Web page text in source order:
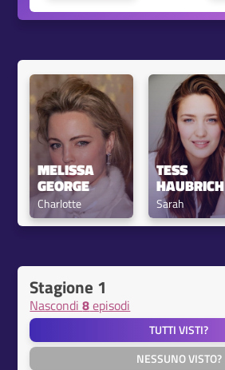
MELISSA
GEORGE
Charlotte
TESS
HAUBRICH
Sarah
Stagione 1
Nascondi8episodi
TUTTI VISTI?
NESSUNO VISTO?